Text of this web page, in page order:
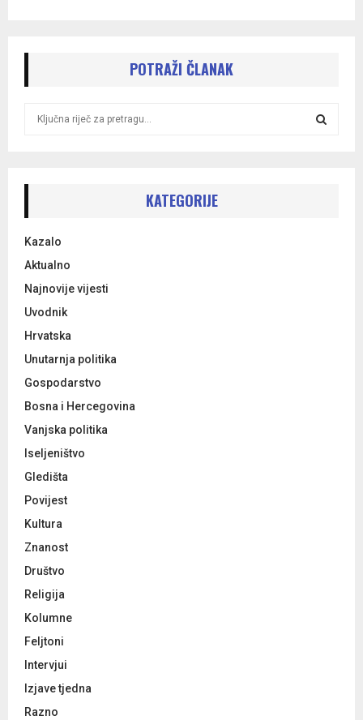
POTRAŽI ČLANAK
r
:
KATEGORIJE
Kazalo
Aktualno
Najnovije vijesti
Uvodnik
Hrvatska
Unutarnja politika
Gospodarstvo
Bosna i Hercegovina
Vanjska politika
Iseljeništvo
Gledišta
Povijest
Kultura
Znanost
Društvo
Religija
Kolumne
Feljtoni
Intervjui
Izjave tjedna
Razno